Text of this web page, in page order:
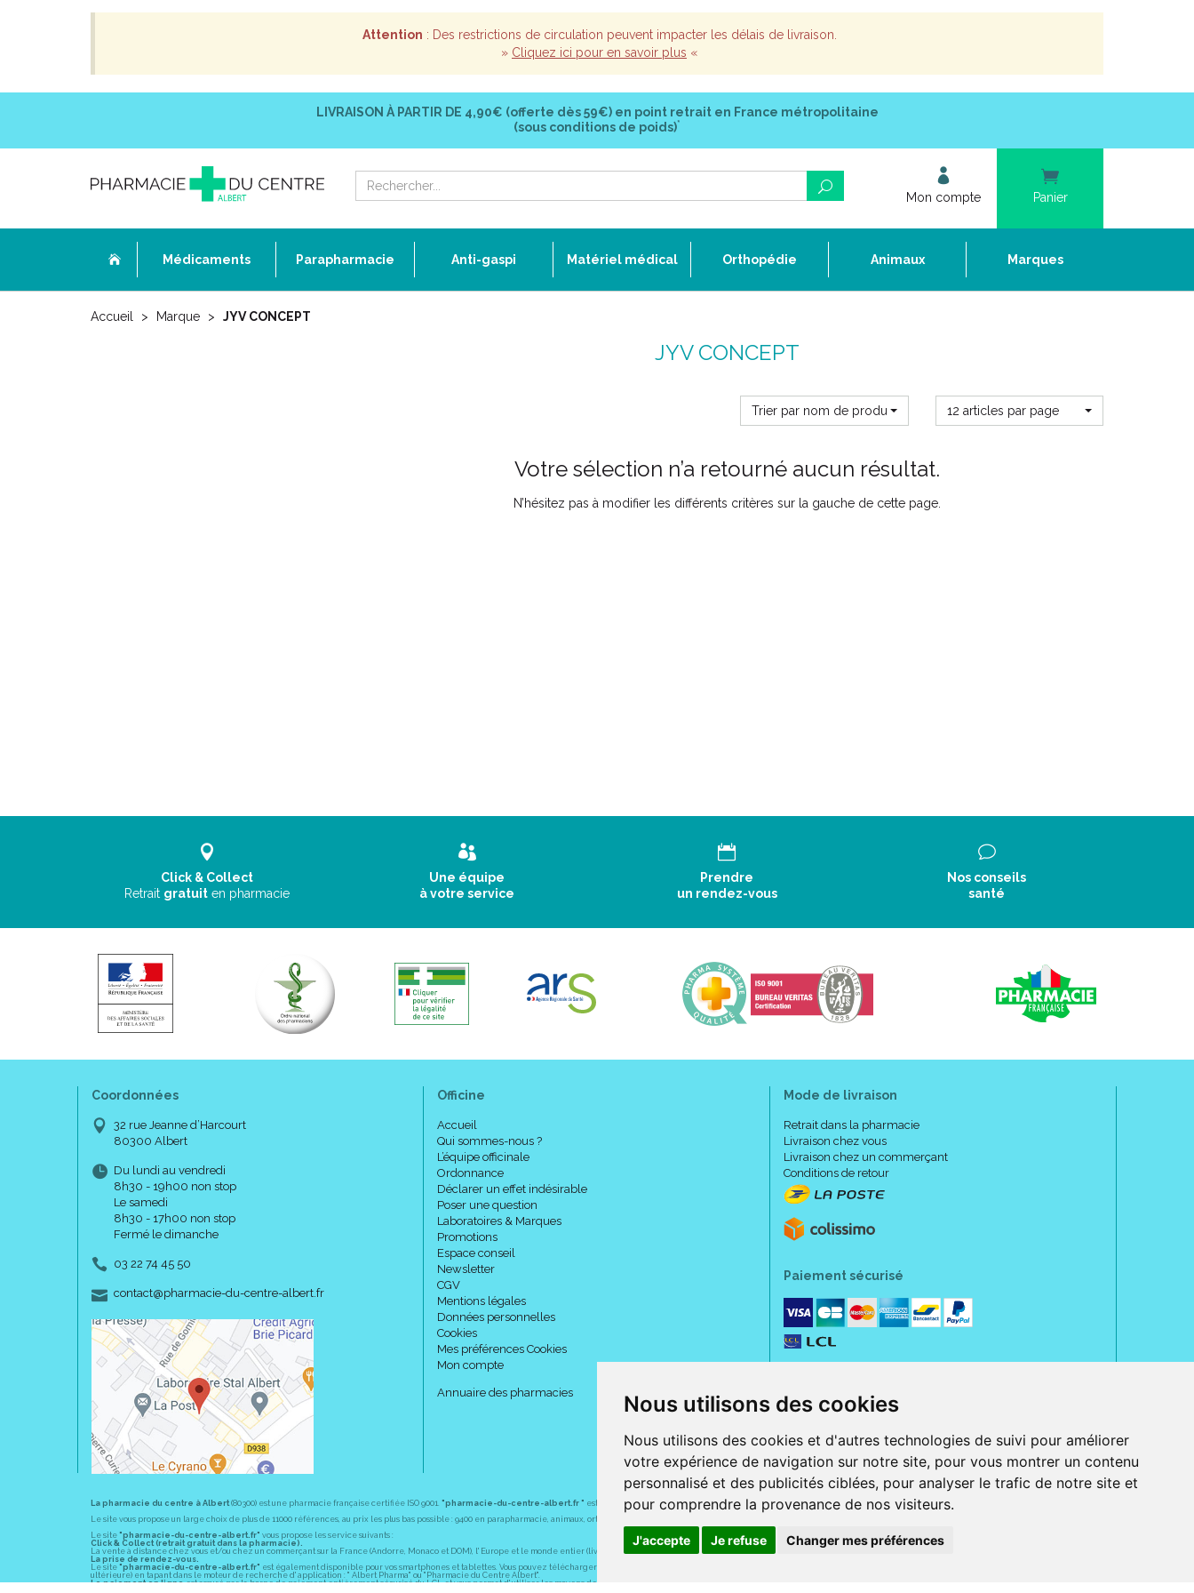
Nous utilisons des cookies
Nous utilisons des cookies et d'autres technologies de suivi pour améliorer
votre expérience de navigation sur notre site, pour vous montrer un contenu
personnalisé et des publicités ciblées, pour analyser le trafic de notre site et
pour comprendre la provenance de nos visiteurs.
J'accepte Je refuse Changer mes préférences
Attention : Des restrictions de circulation peuvent impacter les délais de livraison.
» Cliquez ici pour en savoir plus «
LIVRAISON À PARTIR DE 4,90€ (offerte dès 59€) en point retrait en France métropolitaine
(sous conditions de poids)*
Mon compte Panier
Médicaments Parapharmacie Anti-gaspi Matériel médical Orthopédie Animaux Marques
Accueil Marque JYV CONCEPT
JYV CONCEPT
Trier par nom de produit 12 articles par page
Votre sélection n’a retourné aucun résultat.
N’hésitez pas à modifier les différents critères sur la gauche de cette page.
Click & Collect
Retrait gratuit en pharmacie
Une équipe
à votre service
Prendre
un rendez-vous
Nos conseils
santé
Coordonnées
32 rue Jeanne d’Harcourt
80300 Albert
Du lundi au vendredi
8h30 - 19h00 non stop
Le samedi
8h30 - 17h00 non stop
Fermé le dimanche
03 22 74 45 50
contact-
@-
pharmacie-du-centre-albert.fr
Officine
Accueil
Qui sommes-nous ?
L’équipe officinale
Ordonnance
Déclarer un effet indésirable
Poser une question
Laboratoires & Marques
Promotions
Espace conseil
Newsletter
CGV
Mentions légales
Données personnelles
Cookies
Mes préférences Cookies
Mon compte
Annuaire des pharmacies
Mode de livraison
Retrait dans la pharmacie
Livraison chez vous
Livraison chez un commerçant
Conditions de retour
Paiement sécurisé
La pharmacie du centre à Albert(80300) est une pharmacie française certifiée ISO 9001. "pharmacie-du-centre-albert.fr " est le site internet de l a pharmacie du centre, 32 rue Jeanne d' Harcourt, 80300 Albert.
Le site vous propose un large choix de plus de 11000 références, au prix les plus bas possible : 9400 en parapharmacie, animaux, orthopédie, matériel médical. 1700 en médicaments sans ordonnance.
Le site "pharmacie-du-centre-albert.fr" vous propose les service suivants :
Click & Collect (retrait gratuit dans la pharmacie).
La vente à distance chez vous et/ou chez un commerçant sur la France (Andorre, Monaco et DOM), l' Europe et le monde entier (livraison assuré par Colissimo et ses partenaires à l' étranger).
La prise de rendez-vous.
Le site "pharmacie-du-centre-albert.fr" est également disponible pour vos smartphones et tablettes. Vous pouvez télécharger gratuitement l' application sur l' AppStore (pour iPhone, iPad et iPod touch), ou sur Google Play (pour Androïd 5.0 ou version
ultérieure) en tapant dans le moteur de recherche d' application : " Albert Pharma" ou "Pharmacie du Centre Albert".
Le paiement en ligneest assuré par la borne de paiement entièrement sécurisé du LCL et vous permet d' utiliser les moyens de paiement suivants : CB, Visa, MasterCard, American Express, Bancontact, PayPal.